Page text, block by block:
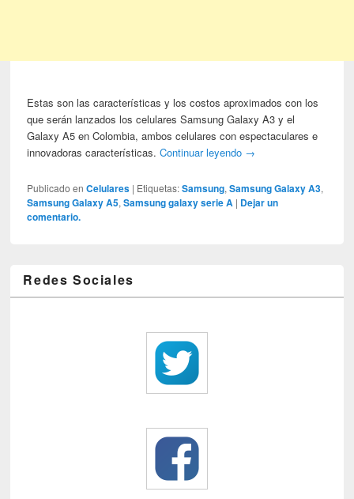
Estas son las características y los costos aproximados con los
que serán lanzados los celulares Samsung Galaxy A3 y el
Galaxy A5 en Colombia, ambos celulares con espectaculares e
innovadoras características.Continuar leyendo →
Publicado en Celulares | Etiquetas: Samsung,Samsung Galaxy A3,
Samsung Galaxy A5,Samsung galaxy serie A | Dejar un
comentario.
Redes Sociales